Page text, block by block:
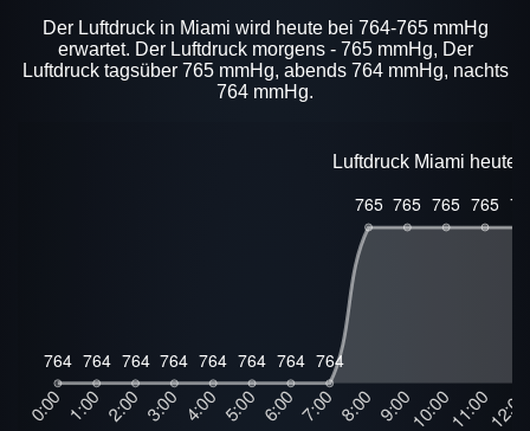
Der Luftdruck in Miami wird heute bei 764-765 mmHg
erwartet. Der Luftdruck morgens - 765 mmHg, Der
Luftdruck tagsüber 765 mmHg, abends 764 mmHg, nachts
764 mmHg.
Luftdruck Miami heute